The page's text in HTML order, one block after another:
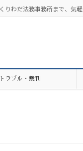
わだ法務事務所まで、気
トラブル・裁判